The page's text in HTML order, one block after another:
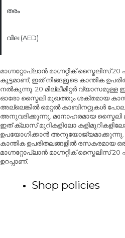
തരം
വില (AED)
മാഗ്നറ്റോപ്ലാൻ മാഗ്നറ്റിക് സ്മൈലിസ്
കൂട്ടമാണ്, ഇത് നിങ്ങളുടെ കാന്തിക
നൽകുന്നു. 20 മില്ലീമീറ്റർ
ഓരോ സ്മൈലി മുഖത്തും ശക്തമായ
അല്ലെങ്കിൽ മെറ്റൽ കാബിനറ്റുകൾ
അനുവദിക്കുന്നു. മനോഹരമായ
ഇത് ക്ലാസ് മുറികളിലോ
ഉപയോഗിക്കാൻ അനുയോജ്യമാക്കുന്നു.
കാന്തിക ഉപരിതലങ്ങളിൽ രസകരമായ
മാഗ്നറ്റോപ്ലാൻ മാഗ്നറ്റിക് സ്മൈലിസ്
ഉറപ്പാണ്.
Shop policies